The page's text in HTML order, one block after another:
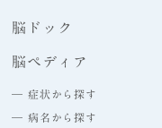
脳ドック
脳ペディア
― 症状から探す
― 病名から探す